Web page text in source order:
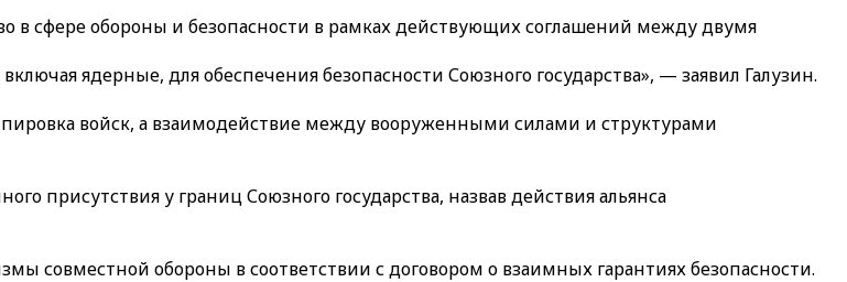
в сфере обороны и безопасности в рамках действующих соглашений между двумя
ядерные, для обеспечения безопасности Союзного государства», — заявил Галузин.
войск, а взаимодействие между вооруженными силами и структурами
присутствия у границ Союзного государства, назвав действия альянса
совместной обороны в соответствии с договором о взаимных гарантиях безопасности.